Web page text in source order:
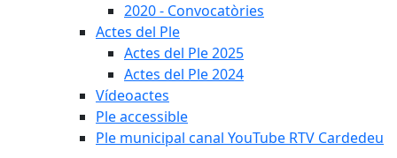
2020 - Convocatòries
Actes del Ple
Actes del Ple 2025
Actes del Ple 2024
Vídeoactes
Ple accessible
Ple municipal canal YouTube RTV Cardedeu